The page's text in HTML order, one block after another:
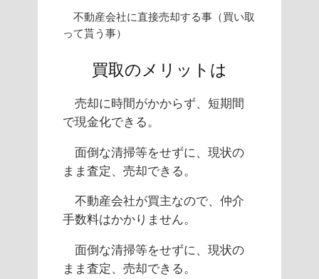
不動産会社に直接売却する事（買い取
って貰う事）
買取のメリットは
売却に時間がかからず、短期間
で現金化できる。
面倒な清掃等をせずに、現状の
まま査定、売却できる。
不動産会社が買主なので、仲介
手数料はかかりません。
面倒な清掃等をせずに、現状の
まま査定、売却できる。